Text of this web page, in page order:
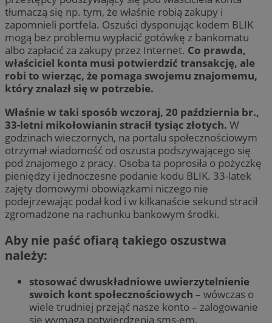
tłumaczą się np. tym, że właśnie robią zakupy i
zapomnieli portfela. Oszuści dysponując kodem BLIK
mogą bez problemu wypłacić gotówkę z bankomatu
albo zapłacić za zakupy przez Internet. Co prawda,
właściciel konta musi potwierdzić transakcję, ale
robi to wierząc, że pomaga swojemu znajomemu,
który znalazł się w potrzebie.
Właśnie w taki sposób wczoraj, 20 październia br.,
33-letni mikołowianin stracił tysiąc złotych. W
godzinach wieczornych, na portalu społecznościowym
otrzymał wiadomość od oszusta podszywającego się
pod znajomego z pracy. Osoba ta poprosiła o pożyczkę
pieniędzy i jednoczesne podanie kodu BLIK. 33-latek
zajęty domowymi obowiązkami niczego nie
podejrzewając podał kod i w kilkanaście sekund stracił
zgromadzone na rachunku bankowym środki.
Aby nie paść ofiarą takiego oszustwa
należy:
stosować dwuskładniowe uwierzytelnienie
swoich kont społecznościowych – wówczas o
wiele trudniej przejąć nasze konto – zalogowanie
się wymaga potwierdzenia sms-em,